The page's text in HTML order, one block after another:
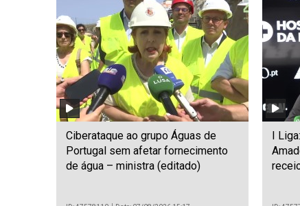
Ciberataque ao grupo Águas de
Portugal sem afetar fornecimento
de água – ministra (editado)
I